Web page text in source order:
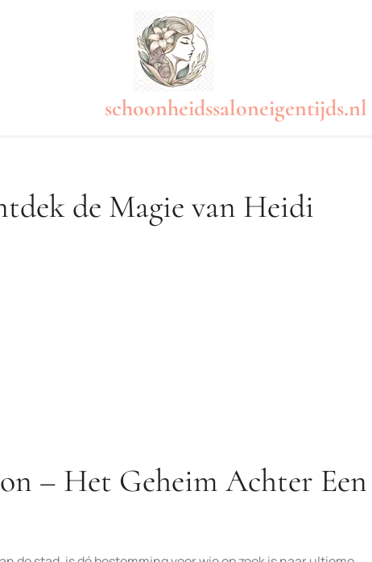
schoonheidssaloneigentijds.nl
de Magie van Heidi
– Het Geheim Achter Een